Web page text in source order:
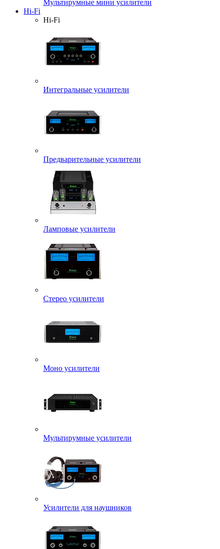
Мультирумные мини усилители
Hi-Fi
Hi-Fi
Интегральные усилители
Предварительные усилители
Ламповые усилители
Стерео усилители
Моно усилители
Мультирумные усилители
Усилители для наушников